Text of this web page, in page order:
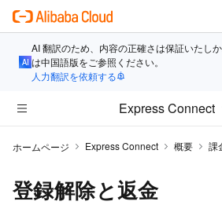
AI 翻訳のため、内容の正確さは保証いたし
は中国語版をご参照ください。
人力翻訳を依頼する
Express Connect
ホームページ Express Connect 概要 課
登録解除と返金